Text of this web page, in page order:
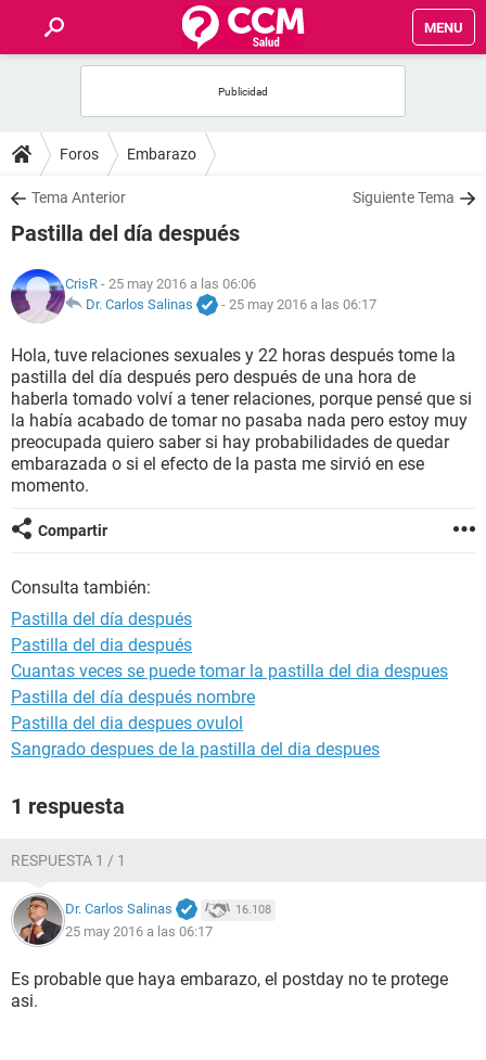
MENU
FOROS
SALUD
NUTRICIÓN
BIENESTAR
SEXUALIDAD
GLOSARIO
Foros Embarazo
Tema Anterior Siguiente Tema
Pastilla del día después
CrisR - 25 may 2016 a las 06:06
Dr. Carlos Salinas
- 25 may 2016 a las 06:17
Hola, tuve relaciones sexuales y 22 horas después tome la
pastilla del día después pero después de una hora de
haberla tomado volví a tener relaciones, porque pensé que si
la había acabado de tomar no pasaba nada pero estoy muy
preocupada quiero saber si hay probabilidades de quedar
embarazada o si el efecto de la pasta me sirvió en ese
momento.
Compartir
Consulta también:
Pastilla del día después
Pastilla del dia después
Cuantas veces se puede tomar la pastilla del dia despues
Pastilla del día después nombre
Pastilla del dia despues ovulol
Sangrado despues de la pastilla del dia despues
1 respuesta
RESPUESTA 1 / 1
Dr. Carlos Salinas 16.108
25 may 2016 a las 06:17
Es probable que haya embarazo, el postday no te protege
asi.